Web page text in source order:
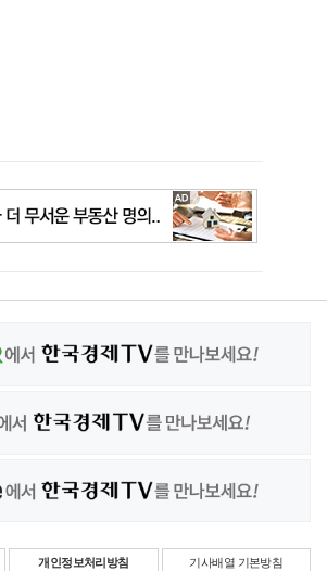
개인정보처리방침 기사배열 기본방침